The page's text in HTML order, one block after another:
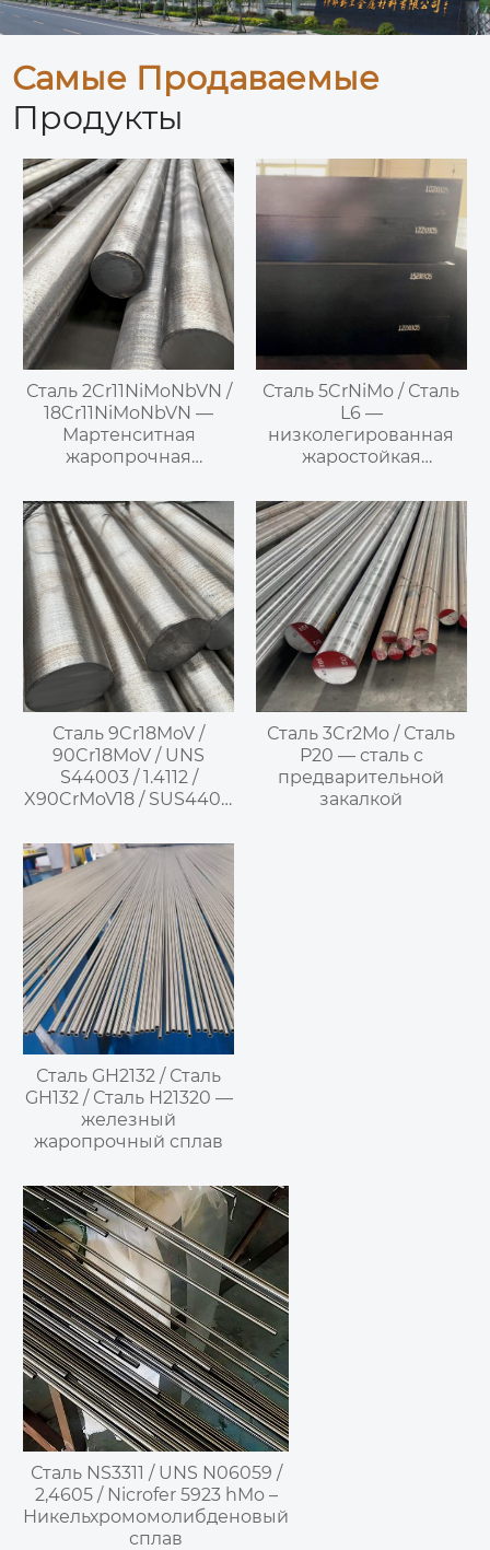
Самые Продаваемые
Продукты
Сталь 2Cr11NiMoNbVN /
18Cr11NiMoNbVN —
Мартенситная
жаропрочная
Сталь 5CrNiMo / Сталь
L6 —
низколегированная
жаростойкая
сталь для штампов
Сталь 9Cr18MoV /
90Cr18MoV / UNS
S44003 / 1.4112 /
X90CrMoV18 / SUS440B
Высокоуглеродистая
высокохромистая
мартенситная
нержавеющая сталь
Сталь 3Cr2Mo / Сталь
P20 — сталь с
предварительной
закалкой
Сталь GH2132 / Сталь
GH132 / Сталь H21320 —
железный
жаропрочный сплав
Сталь NS3311 / UNS N06059 /
2,4605 / Nicrofer 5923 hMo –
Никельхромомолибденовый
сплав